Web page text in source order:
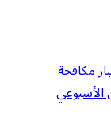
مكافحة